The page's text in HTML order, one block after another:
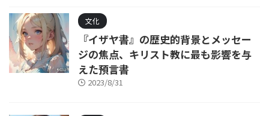
文化
『イザヤ書』の歴史的背景とメッセー
ジの焦点、キリスト教に最も影響を与
えた預言書
2023/8/31